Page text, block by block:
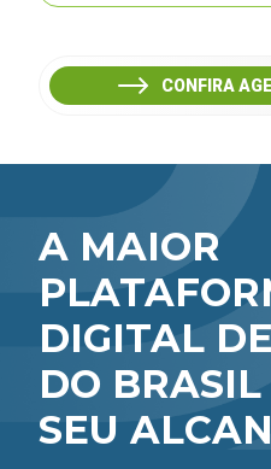
CONFIRA
A MAIOR
DIGITAL
DO
SEU